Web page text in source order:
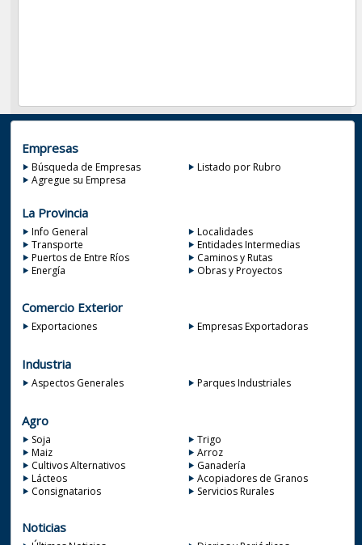
Empresas
Búsqueda de Empresas
Listado por Rubro
Agregue su Empresa
La Provincia
Info General
Localidades
Transporte
Entidades Intermedias
Puertos de Entre Ríos
Caminos y Rutas
Energía
Obras y Proyectos
Comercio Exterior
Exportaciones Empresas Exportadoras
Industria
Aspectos Generales Parques Industriales
Agro
Soja
Trigo
Maiz
Arroz
Cultivos Alternativos
Ganadería
Lácteos
Acopiadores de Granos
Consignatarios
Servicios Rurales
Noticias